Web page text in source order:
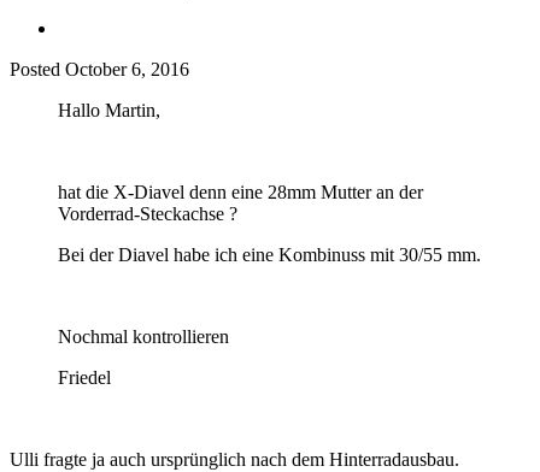
Posted October 6, 2016
Hallo Martin,
hat die X-Diavel denn eine 28mm Mutter an der
Vorderrad-Steckachse ?
Bei der Diavel habe ich eine Kombinuss mit 30/55 mm.
Nochmal kontrollieren
Friedel
Ulli fragte ja auch ursprünglich nach dem Hinterradausbau.